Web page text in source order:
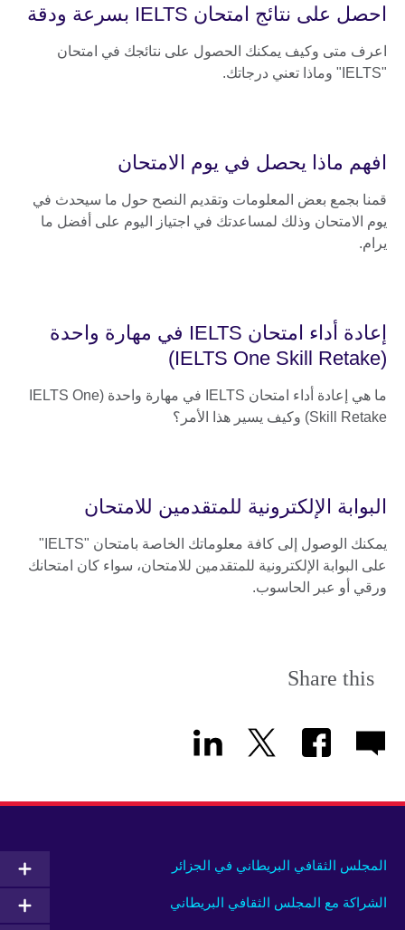
احصل على نتائج امتحان IELTS بسرعة ودقة
اعرف متى وكيف يمكنك الحصول على نتائجك في امتحان
"IELTS" وماذا تعني درجاتك.
افهم ماذا يحصل في يوم الامتحان
قمنا بجمع بعض المعلومات وتقديم النصح حول ما سيحدث في
يوم الامتحان وذلك لمساعدتك في اجتياز اليوم على أفضل ما
يرام.
إعادة أداء امتحان IELTS في مهارة واحدة
(IELTS One Skill Retake)
ما هي إعادة أداء امتحان IELTS في مهارة واحدة (IELTS One
Skill Retake) وكيف يسير هذا الأمر؟
البوابة الإلكترونية للمتقدمين للامتحان
يمكنك الوصول إلى كافة معلوماتك الخاصة بامتحان "IELTS"
على البوابة الإلكترونية للمتقدمين للامتحان، سواء كان امتحانك
ورقي أو عبر الحاسوب.
Share this
المجلس الثقافي البريطاني في الجزائر
الشراكة مع المجلس الثقافي البريطاني